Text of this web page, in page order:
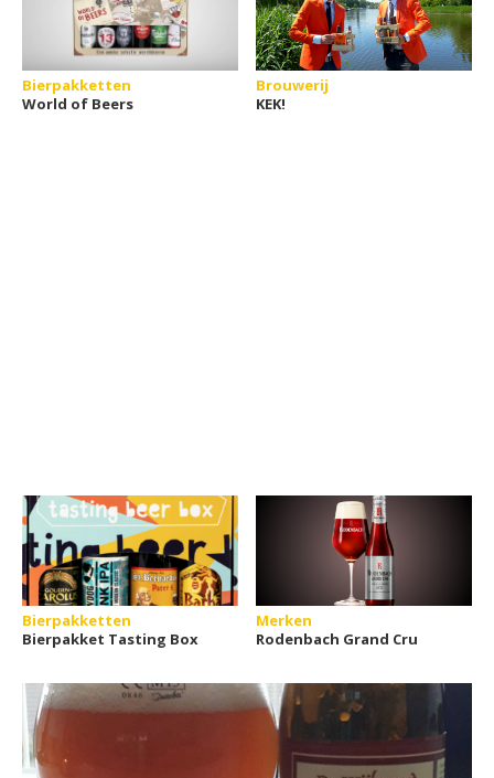
Bierpakketten
World of Beers
Brouwerij
KEK!
Bierpakketten
Bierpakket Tasting Box
Merken
Rodenbach Grand Cru